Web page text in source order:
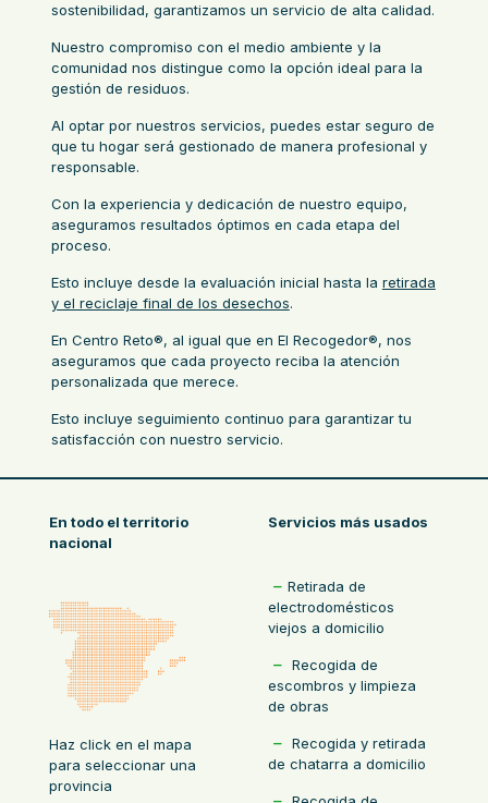
sostenibilidad, garantizamos un servicio de alta calidad.
Nuestro compromiso con el medio ambiente y la
comunidad nos distingue como la opción ideal para la
gestión de residuos.
Al optar por nuestros servicios, puedes estar seguro de
que tu hogar será gestionado de manera profesional y
responsable.
Con la experiencia y dedicación de nuestro equipo,
aseguramos resultados óptimos en cada etapa del
proceso.
Esto incluye desde la evaluación inicial hasta la retirada
y el reciclaje final de los desechos.
En Centro Reto®, al igual que en El Recogedor®, nos
aseguramos que cada proyecto reciba la atención
personalizada que merece.
Esto incluye seguimiento continuo para garantizar tu
satisfacción con nuestro servicio.
En todo el territorio
nacional
Haz click en el mapa
para seleccionar una
provincia
Servicios más usados
Retirada de
electrodomésticos
viejos a domicilio
Recogida de
escombros y limpieza
de obras
Recogida y retirada
de chatarra a domicilio